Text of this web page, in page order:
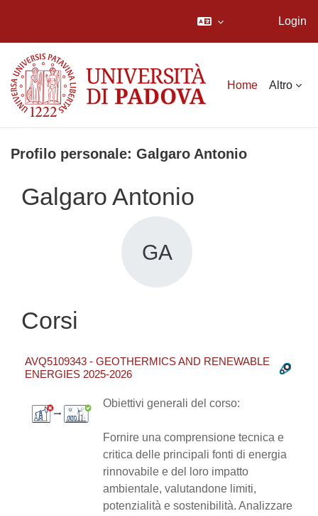
Login
Home Altro
Profilo personale: Galgaro Antonio
Galgaro Antonio
GA
Corsi
AVQ5109343 - GEOTHERMICS AND RENEWABLE
ENERGIES 2025-2026
Obiettivi generali del corso:
Fornire una comprensione tecnica e
critica delle principali fonti di energia
rinnovabile e del loro impatto
ambientale, valutandone limiti,
potenzialità e sostenibilità. Analizzare